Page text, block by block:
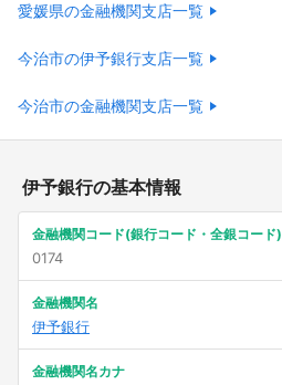
愛媛県の金融機関支店一覧
今治市の伊予銀行支店一覧
今治市の金融機関支店一覧
伊予銀行の基本情報
金融機関コード(銀行コード・全銀コード)
0174
金融機関名
伊予銀行
金融機関名カナ